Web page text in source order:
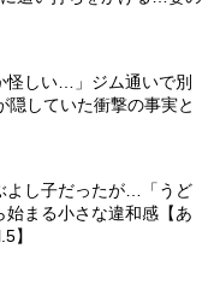
怪しい…」ジム通いで別
隠していた衝撃の事実と
よし子だったが…「うど
まる小さな違和感【あ
】